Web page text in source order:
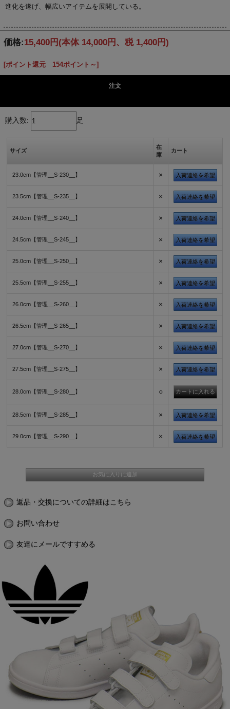
進化を遂げ、幅広いアイテムを展開している。
価格:15,400円 (本体 14,000円、税 1,400円)
[ポイント還元 154ポイント～]
注文
購入数: 足
サイズ
在
庫
カート
23.0cm【管理__S-230__】 × 入荷連絡を希望
23.5cm【管理__S-235__】 × 入荷連絡を希望
24.0cm【管理__S-240__】 × 入荷連絡を希望
24.5cm【管理__S-245__】 × 入荷連絡を希望
25.0cm【管理__S-250__】 × 入荷連絡を希望
25.5cm【管理__S-255__】 × 入荷連絡を希望
26.0cm【管理__S-260__】 × 入荷連絡を希望
26.5cm【管理__S-265__】 × 入荷連絡を希望
27.0cm【管理__S-270__】 × 入荷連絡を希望
27.5cm【管理__S-275__】 × 入荷連絡を希望
28.0cm【管理__S-280__】 ○
28.5cm【管理__S-285__】 × 入荷連絡を希望
29.0cm【管理__S-290__】 × 入荷連絡を希望
返品・交換についての詳細はこちら
お問い合わせ
友達にメールですすめる